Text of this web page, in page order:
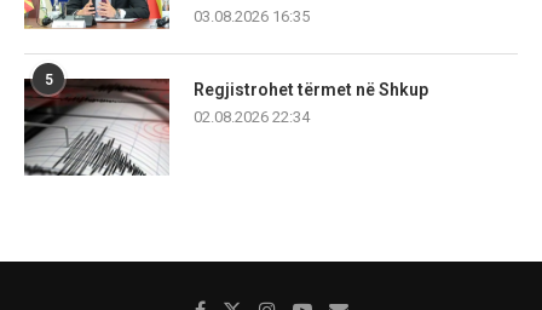
03.08.2026 16:35
5
Regjistrohet tërmet në Shkup
02.08.2026 22:34